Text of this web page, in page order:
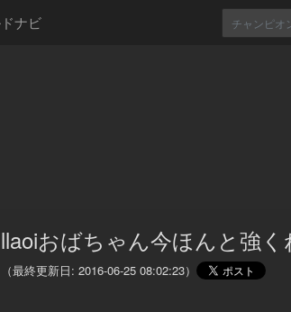
ナビ
おばちゃん今ほんと強く
（最終更新日: 2016-06-25 08:02:23）